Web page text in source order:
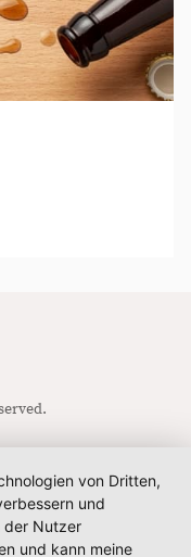
von Dritten,
und
der Nutzer
und kann meine